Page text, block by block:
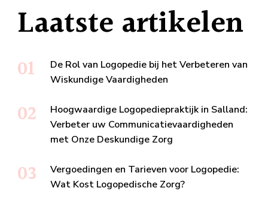
Laatste artikelen
De Rol van Logopedie bij het Verbeteren van
Wiskundige Vaardigheden
Hoogwaardige Logopediepraktijk in Salland:
Verbeter uw Communicatievaardigheden
met Onze Deskundige Zorg
Vergoedingen en Tarieven voor Logopedie:
Wat Kost Logopedische Zorg?